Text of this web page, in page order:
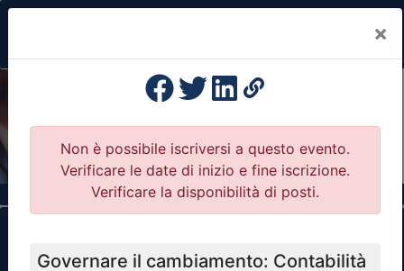
×
Previous
Il portale della formazione per Ordini e